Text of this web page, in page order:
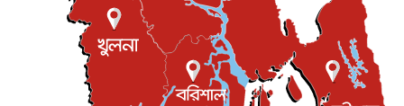
জাতীয় ৫ আগস্ট, ২০২৬
জনগণ পরিবর্তন চেয়েছে বলেই জুলাই আন্দোলন সফল :
৫ আগস্ট, ২০২৬